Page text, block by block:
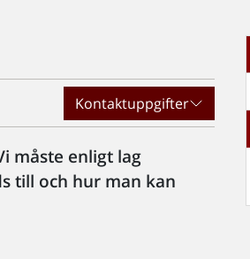
Kontaktuppgifter
måste enligt lag
till och hur man kan